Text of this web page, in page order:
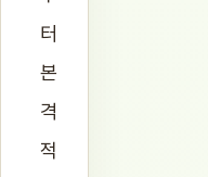
터
본
격
적